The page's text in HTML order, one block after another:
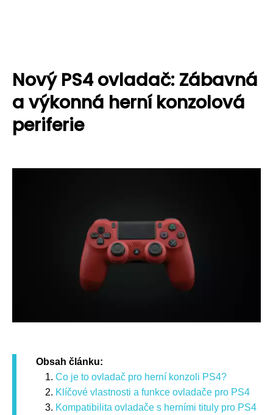
Nový PS4 ovladač: Zábavná
a výkonná herní konzolová
periferie
Obsah článku:
Co je to ovladač pro herní konzoli PS4?
Klíčové vlastnosti a funkce ovladače pro PS4
Kompatibilita ovladače s herními tituly pro PS4